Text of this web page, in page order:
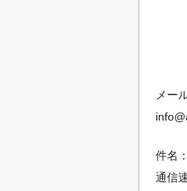
メー
件名：
通信